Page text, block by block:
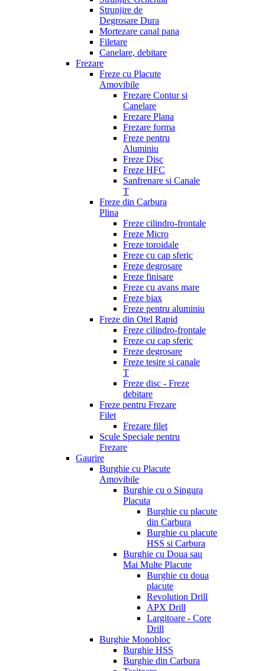
Strunjire de
Degrosare Dura
Mortezare canal pana
Filetare
Canelare, debitare
Frezare
Freze cu Placute
Amovibile
Frezare Contur si
Canelare
Frezare Plana
Frezare forma
Freze pentru
Aluminiu
Freze Disc
Freze HFC
Sanfrenare si Canale
T
Freze din Carbura
Plina
Freze cilindro-frontale
Freze Micro
Freze toroidale
Freze cu cap sferic
Freze degrosare
Freze finisare
Freze cu avans mare
Freze biax
Freze pentru aluminiu
Freze din Otel Rapid
Freze cilindro-frontale
Freze cu cap sferic
Freze degrosare
Freze tesire si canale
T
Freze disc - Freze
debitare
Freze pentru Frezare
Filet
Frezare filet
Scule Speciale pentru
Frezare
Gaurire
Burghie cu Placute
Amovibile
Burghie cu o Singura
Placuta
Burghie cu placute
din Carbura
Burghie cu placute
HSS si Carbura
Burghie cu Doua sau
Mai Multe Placute
Burghie cu doua
placute
Revolution Drill
APX Drill
Largitoare - Core
Drill
Burghie Monobloc
Burghie HSS
Burghie din Carbura